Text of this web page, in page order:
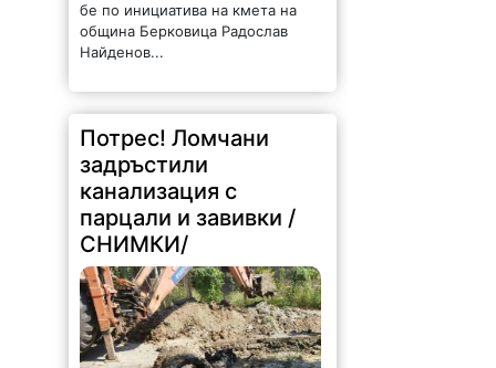
бе по инициатива на кмета на
община Берковица Радослав
Найденов...
Потрес! Ломчани
задръстили
канализация с
парцали и завивки /
СНИМКИ/